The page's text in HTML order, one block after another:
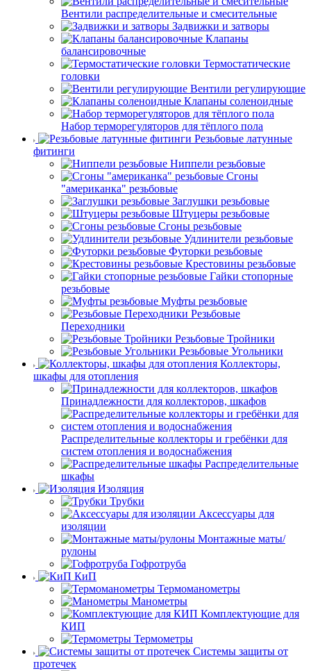
Вентили распределительные и смесительные
Задвижки и затворы
Клапаны
балансировочные
Термостатические
головки
Вентили регулирующие
Клапаны соленоидные
Набор терморегуляторов для тёплого пола
Резьбовые латунные
фитинги
Ниппели резьбовые
Сгоны
"американка" резьбовые
Заглушки резьбовые
Штуцеры резьбовые
Сгоны резьбовые
Удлинители резьбовые
Футорки резьбовые
Крестовины резьбовые
Гайки стопорные
резьбовые
Муфты резьбовые
Резьбовые
Переходники
Резьбовые Тройники
Резьбовые Угольники
Коллекторы,
шкафы для отопления
Принадлежности для коллекторов, шкафов
Распределительные коллекторы и гребёнки для
систем отопления и водоснабжения
Распределительные
шкафы
Изоляция
Трубки
Аксессуары для
изоляции
Монтажные маты/
рулоны
Гофротруба
КиП
Термоманометры
Манометры
Комплектующие для
КИП
Термометры
Системы защиты от
протечек